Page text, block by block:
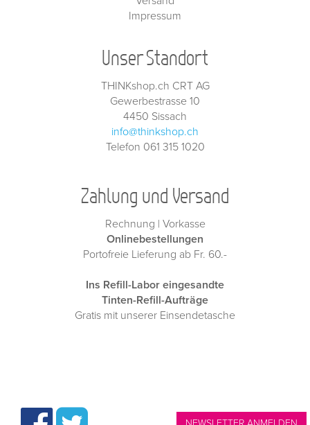
Impressum
Unser Standort
THINKshop.ch CRT AG
Gewerbestrasse 10
4450 Sissach
info@thinkshop.ch
Telefon 061 315 1020
Zahlung und Versand
Rechnung | Vorkasse
Onlinebestellungen
Portofreie Lieferung ab Fr. 60.-
Ins Refill-Labor eingesandte
Tinten-Refill-Aufträge
Gratis mit unserer Einsendetasche